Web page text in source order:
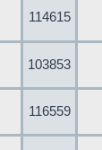
114615
103853
116559